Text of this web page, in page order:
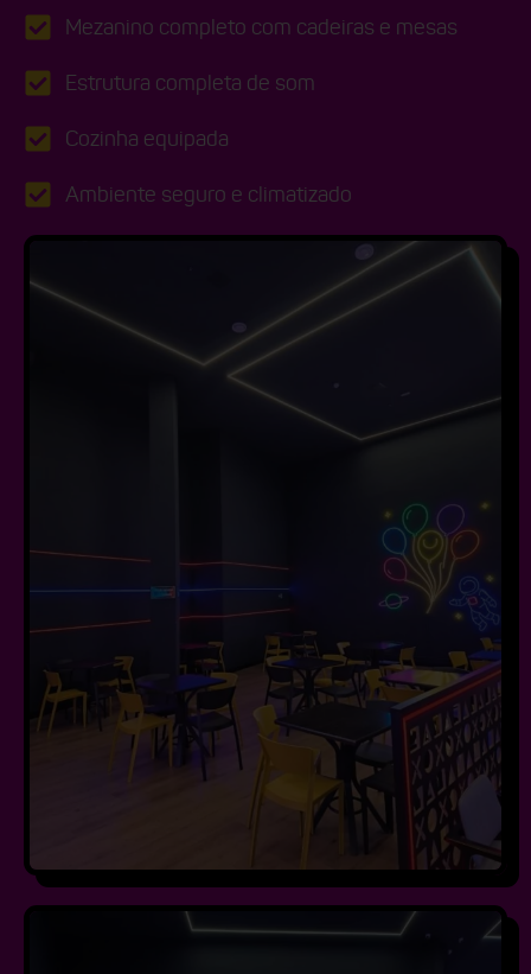
Mezanino completo com cadeiras e mesas
Estrutura completa de som
Cozinha equipada
Ambiente seguro e climatizado